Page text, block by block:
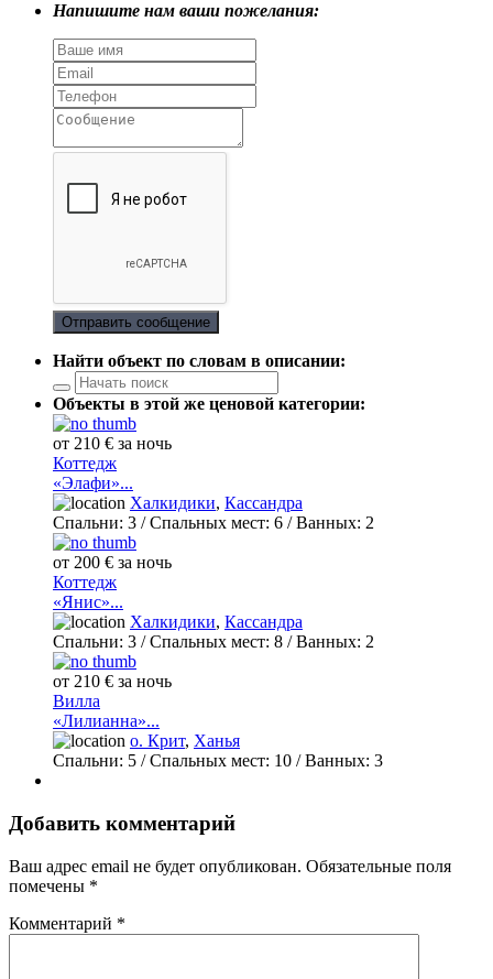
Напишите нам ваши пожелания:
Отправить сообщение
Найти объект по словам в описании:
Объекты в этой же ценовой категории:
от 210 € за ночь
Коттедж
«Элафи»...
Халкидики, Кассандра
Спальни: 3 / Спальных мест: 6 /Ванных: 2
от 200 € за ночь
Коттедж
«Янис»...
Халкидики, Кассандра
Спальни: 3 / Спальных мест: 8 /Ванных: 2
от 210 € за ночь
Вилла
«Лилианна»...
о. Крит, Ханья
Спальни: 5 / Спальных мест: 10 /Ванных: 3
Добавить комментарий
Ваш адрес email не будет опубликован. Обязательные поля
помечены *
Комментарий *